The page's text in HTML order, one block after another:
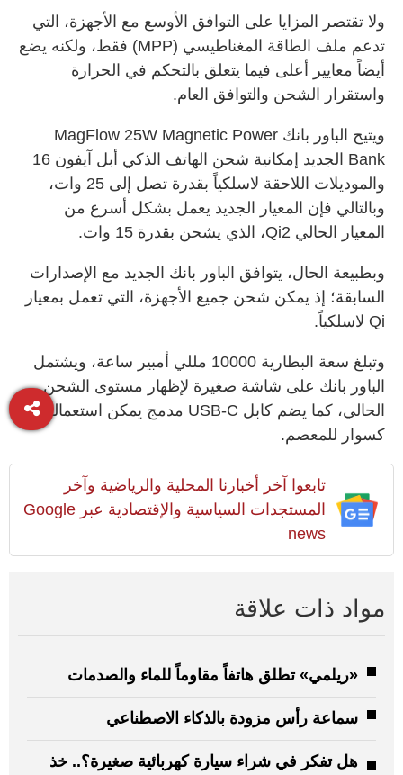
ولا تقتصر المزايا على التوافق الأوسع مع الأجهزة، التي
تدعم ملف الطاقة المغناطيسي (MPP) فقط، ولكنه يضع
أيضاً معايير أعلى فيما يتعلق بالتحكم في الحرارة
واستقرار الشحن والتوافق العام.
ويتيح الباور بانك MagFlow 25W Magnetic Power
Bank الجديد إمكانية شحن الهاتف الذكي أبل آيفون 16
والموديلات اللاحقة لاسلكياً بقدرة تصل إلى 25 وات،
وبالتالي فإن المعيار الجديد يعمل بشكل أسرع من
المعيار الحالي Qi2، الذي يشحن بقدرة 15 وات.
وبطبيعة الحال، يتوافق الباور بانك الجديد مع الإصدارات
السابقة؛ إذ يمكن شحن جميع الأجهزة، التي تعمل بمعيار
Qi لاسلكياً.
وتبلغ سعة البطارية 10000 مللي أمبير ساعة، ويشتمل
الباور بانك على شاشة صغيرة لإظهار مستوى الشحن
الحالي، كما يضم كابل USB-C مدمج يمكن استعماله
كسوار للمعصم.
تابعوا آخر أخبارنا المحلية والرياضية وآخر
المستجدات السياسية والإقتصادية عبر Google
news
مواد ذات علاقة
«ريلمي» تطلق هاتفاً مقاوماً للماء والصدمات
سماعة رأس مزودة بالذكاء الاصطناعي
هل تفكر في شراء سيارة كهربائية صغيرة؟.. خذ